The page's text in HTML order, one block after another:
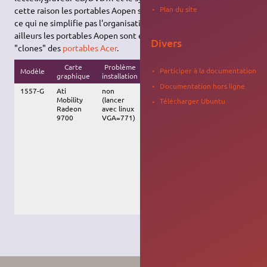
cette raison les portables Aopen sont un peu tous différents,
ce qui ne simplifie pas l'organisation de cette page… Par
ailleurs les portables Aopen sont en quelques sortes des
"clones" des portables Acer.
Modèle
Carte
graphique
Problème
installation
Problème
matériel
Commentaires
1557-G
Ati
Mobility
Radeon
9700
non
(lancer
avec linux
VGA=771)
non
Fonctionne
très bien. Le
Plan du site
Divers
Participer à la documentation
Documentation hors ligne
Télécharger Ubuntu